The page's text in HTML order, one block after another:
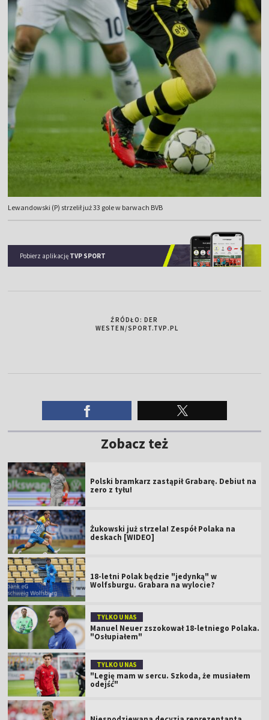
Lewandowski (P) strzelił już 33 gole w barwach BVB
Pobierz aplikację TVP SPORT
ŹRÓDŁO: DER
WESTEN/SPORT.TVP.PL
Zobacz też
Polski bramkarz zastąpił Grabarę. Debiut na
zero z tyłu!
Żukowski już strzela! Zespół Polaka na
deskach [WIDEO]
18-letni Polak będzie "jedynką" w
Wolfsburgu. Grabara na wylocie?
TYLKO U NAS
Manuel Neuer zszokował 18-letniego Polaka.
"Osłupiałem"
TYLKO U NAS
"Legię mam w sercu. Szkoda, że musiałem
odejść"